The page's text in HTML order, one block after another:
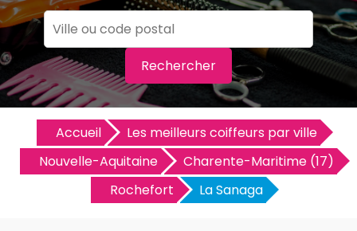
Rechercher
Accueil
Les meilleurs coiffeurs par ville
Nouvelle-Aquitaine
Charente-Maritime (17)
Rochefort
La Sanaga